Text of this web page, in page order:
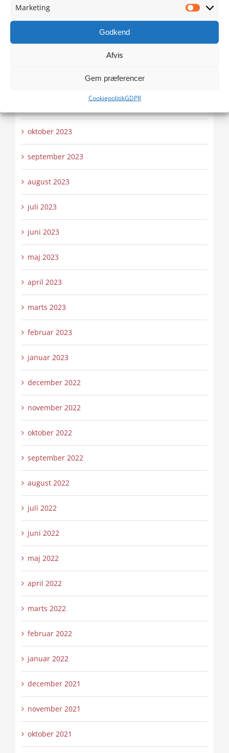
Marketing
Godkend
Afvis
Gem præferencer
CookiepolitikGDPR
marts 2024
oktober 2023
september 2023
august 2023
juli 2023
juni 2023
maj 2023
april 2023
marts 2023
februar 2023
januar 2023
december 2022
november 2022
oktober 2022
september 2022
august 2022
juli 2022
juni 2022
maj 2022
april 2022
marts 2022
februar 2022
januar 2022
december 2021
november 2021
oktober 2021